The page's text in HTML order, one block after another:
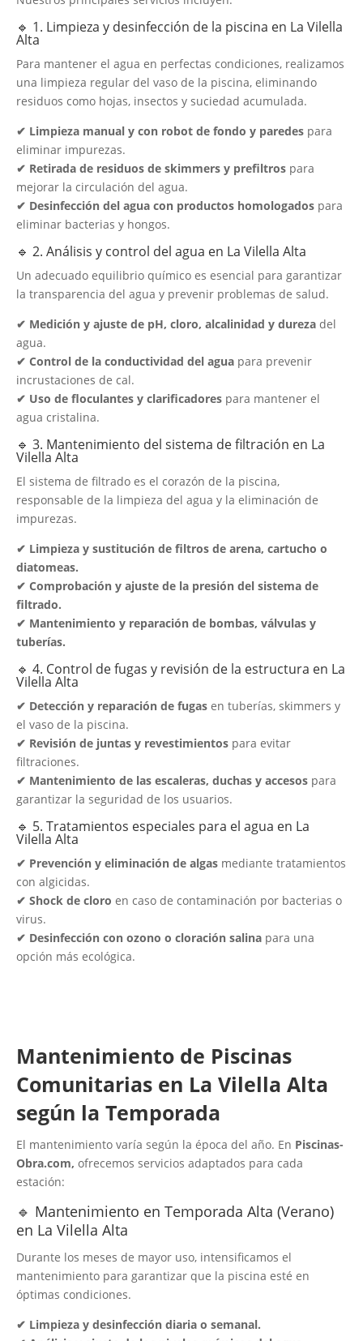
🔹 1. Limpieza y desinfección de la piscina en La Vilella
Alta
Para mantener el agua en perfectas condiciones, realizamos
una limpieza regular del vaso de la piscina, eliminando
residuos como hojas, insectos y suciedad acumulada.
✔ Limpieza manual y con robot de fondo y paredes para
eliminar impurezas.
✔ Retirada de residuos de skimmers y prefiltros para
mejorar la circulación del agua.
✔ Desinfección del agua con productos homologados para
eliminar bacterias y hongos.
🔹 2. Análisis y control del agua en La Vilella Alta
Un adecuado equilibrio químico es esencial para garantizar
la transparencia del agua y prevenir problemas de salud.
✔ Medición y ajuste de pH, cloro, alcalinidad y dureza del
agua.
✔ Control de la conductividad del agua para prevenir
incrustaciones de cal.
✔ Uso de floculantes y clarificadores para mantener el
agua cristalina.
🔹 3. Mantenimiento del sistema de filtración en La
Vilella Alta
El sistema de filtrado es el corazón de la piscina,
responsable de la limpieza del agua y la eliminación de
impurezas.
✔ Limpieza y sustitución de filtros de arena, cartucho o
diatomeas.
✔ Comprobación y ajuste de la presión del sistema de
filtrado.
✔ Mantenimiento y reparación de bombas, válvulas y
tuberías.
🔹 4. Control de fugas y revisión de la estructura en La
Vilella Alta
✔ Detección y reparación de fugas en tuberías, skimmers y
el vaso de la piscina.
✔ Revisión de juntas y revestimientos para evitar
filtraciones.
✔ Mantenimiento de las escaleras, duchas y accesos para
garantizar la seguridad de los usuarios.
🔹 5. Tratamientos especiales para el agua en La
Vilella Alta
✔ Prevención y eliminación de algas mediante tratamientos
con algicidas.
✔ Shock de cloro en caso de contaminación por bacterias o
virus.
✔ Desinfección con ozono o cloración salina para una
opción más ecológica.
Mantenimiento de Piscinas
Comunitarias en La Vilella Alta
según la Temporada
El mantenimiento varía según la época del año. En Piscinas-
Obra.com, ofrecemos servicios adaptados para cada
estación:
🔹 Mantenimiento en Temporada Alta (Verano)
en La Vilella Alta
Durante los meses de mayor uso, intensificamos el
mantenimiento para garantizar que la piscina esté en
óptimas condiciones.
✔ Limpieza y desinfección diaria o semanal.